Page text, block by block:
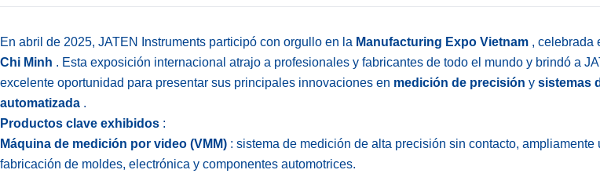
En abril de 2025, JATEN Instruments participó con orgullo en la Manufacturing Expo Vietnam , celebrada
Chi Minh . Esta exposición internacional atrajo a profesionales y fabricantes de todo el mundo y brindó a
excelente oportunidad para presentar sus principales innovaciones en medición de precisión y sistemas
automatizada .
Productos clave exhibidos :
Máquina de medición por video (VMM) : sistema de medición de alta precisión sin contacto, ampliamente
fabricación de moldes, electrónica y componentes automotrices.